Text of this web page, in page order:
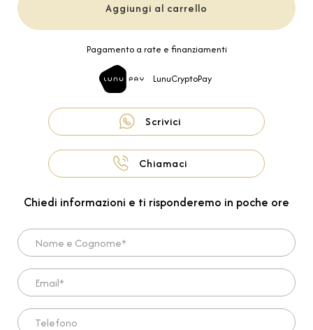
Aggiungi al carrello
Pagamento a rate e finanziamenti
LunuCryptoPay
Scrivici
Chiamaci
Chiedi informazioni e ti risponderemo in poche ore
Nome e Cognome*
Email*
Telefono